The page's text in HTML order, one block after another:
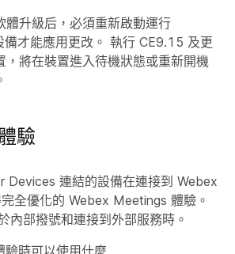
體升級后，必須重新啟動運行
才能應用更改。 執行 CE9.15 及更
，將在裝置進入待機狀態或重新開機
驗
Devices 連結的設備在連接到 Webex
全優化的 Webex Meetings 體驗。
內部撥號和連接到外部服務時。
時可以使用什麼